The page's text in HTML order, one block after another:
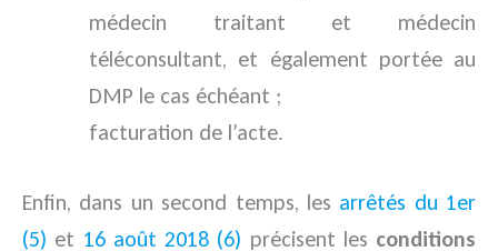
médecin traitant et médecin
téléconsultant, et également portée au
DMP le cas échéant ;
facturation de l’acte.
Enfin, dans un second temps, les arrêtés du 1er
(5) et 16 août 2018 (6) précisent les conditions